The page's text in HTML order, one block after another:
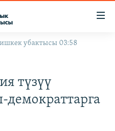
убактысы 03:58
түзүү